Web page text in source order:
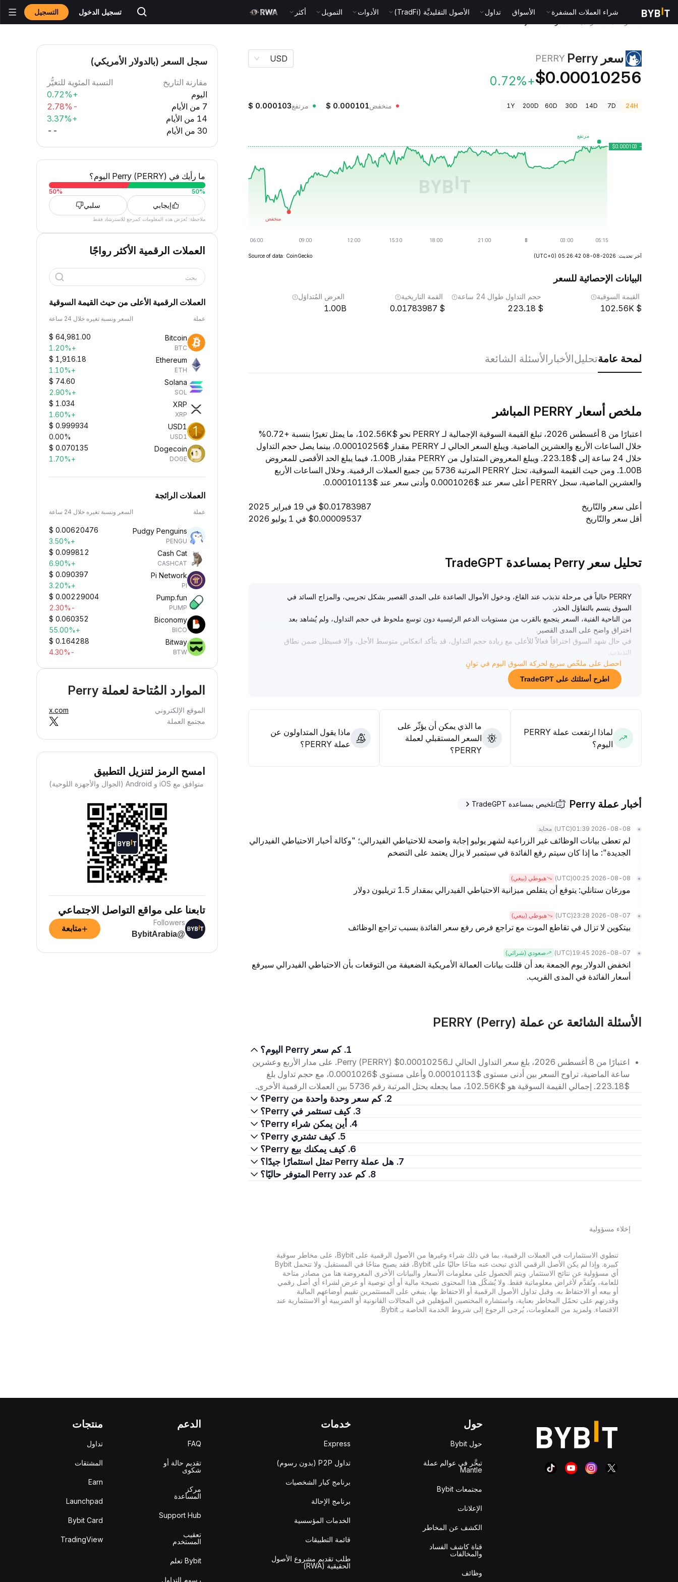
شراء العملات المشفرة الأسواق تداول الأصول التقليديَّة (TradFi) الأدوات التمويل أكثر تسجيل الدخول التسجيل
سعر Perry PERRY
$0.00010256
+0.72%
USD
24H
7D
14D
30D
60D
200D
1Y منخفض $ 0.000101 مرتفع $ 0.000103
آخر تحديث: 2026-08-08 05:26:42 (UTC+0)
Source of data: CoinGecko
البيانات الإحصائية للسعر
القيمة السوقية
102.56K
حجم التداول طوال 24 ساعة
223.18
القمة التاريخية
0.01783987
العرض المُتداوَل
1.00B
لمحة عامةتحليلالأخبار الأسئلة الشائعة
ملخص أسعار PERRY المباشر
اعتبارًا من 8 أغسطس 2026، تبلغ القيمة السوقية الإجمالية لـ PERRY نحو $102.56K، ما يمثل تغيرًا بنسبة +0.72%
خلال الساعات الأربع والعشرين الماضية. ويبلغ السعر الحالي لـ PERRY مقدار $0.00010256، بينما يصل حجم التداول
خلال 24 ساعة إلى $223.18. ويبلغ المعروض المتداول من PERRY مقدار 1.00B، فيما يبلغ الحد الأقصى للمعروض
1.00B. ومن حيث القيمة السوقية، تحتل PERRY المرتبة 5736 بين جميع العملات الرقمية. وخلال الساعات الأربع
والعشرين الماضية، سجل PERRY أعلى سعر عند $0.0001026 وأدنى سعر عند $0.00010113.
أعلى سعر والتّاريخ
$0.01783987 في 19 فبراير 2025
أقل سعر والتّاريخ
$0.00009537 في 1 يوليو 2026
تحليل سعر Perry بمساعدة TradeGPT
PERRY حالياً في مرحلة تذبذب عند القاع، ودخول الأموال الصاعدة على المدى القصير بشكل تجريبي، والمزاج السائد في
السوق يتسم بالتفاؤل الحذر .
من الناحية الفنية، السعر يتجمع بالقرب من مستويات الدعم الرئيسية دون توسع ملحوظ في حجم التداول، ولم يُشاهد بعد
اختراق واضح على المدى القصير .
في حال شهد السوق اختراقاً فعالاً للأعلى مع زيادة حجم التداول، قد يتأكد انعكاس متوسط الأجل، وإلا فسيظل ضمن نطاق
التذبذب
يُنصح بمراقبة تغير حجم التداول وأداء مستويات المقاومة الرئيسية، أما المستثمرون المغامرون فيمكنهم الشراء جزئياً ضمن
النطاق 0
32-0
احصل على ملخّص سريع لحركة السوق اليوم في ثوانٍ
اطرح أسئلتك على TradeGPT
لماذا ارتفعت عملة PERRY
اليوم؟
ما الذي يمكن أن يؤثّر على
السعر المستقبلي لعملة
PERRY؟
ماذا يقول المتداولون عن
عملة PERRY؟
أخبار عملة Perry تلخيص بمساعدة TradeGPT
2026-08-08 01:39
(UTC) محايد
لم تعطى بيانات الوظائف غير الزراعية لشهر يوليو إجابة واضحة للاحتياطي الفيدرالي؛ "وكالة أخبار الاحتياطي الفيدرالي
الجديدة": ما إذا كان سيتم رفع الفائدة في سبتمبر لا يزال يعتمد على التضخم
2026-08-08 00:25
(UTC) هبوطي (بيعي)
مورغان ستانلي: يتوقع أن يتقلص ميزانية الاحتياطي الفيدرالي بمقدار 1.5 تريليون دولار
2026-08-07 23:28
(UTC) هبوطي (بيعي)
بيتكوين لا تزال في تقاطع الموت مع تراجع فرص رفع سعر الفائدة بسبب تراجع الوظائف
2026-08-07 19:45
(UTC) صعودي (شرائي)
انخفض الدولار يوم الجمعة بعد أن قللت بيانات العمالة الأمريكية الضعيفة من التوقعات بأن الاحتياطي الفيدرالي سيرفع
أسعار الفائدة في المدى القريب.
الأسئلة الشائعة عن عملة PERRY (Perry)
1. كم سعر Perry اليوم؟
اعتبارًا من 8 أغسطس 2026، بلغ سعر التداول الحالي لـPerry (PERRY) $0.00010256. على مدار الأربع وعشرين
ساعة الماضية، تراوح السعر بين أدنى مستوى $0.00010113 وأعلى مستوى $0.0001026، مع حجم تداول بلغ
$223.18. إجمالي القيمة السوقية هو $102.56K، مما يجعله يحتل المرتبة رقم 5736 بين العملات الرقمية الأخرى.
2. كم سعر وحدة واحدة من Perry؟
3. كيف تستثمر في Perry؟
4. أين يمكن شراء Perry؟
5. كيف تشتري Perry؟
6. كيف يمكنك بيع Perry؟
7. هل عملة Perry تمثل استثمارًا جيدًا؟
8. كم عدد Perry المتوفر حاليًا؟
إخلاء مسؤولية
تنطوي الاستثمارات في العملات الرقمية، بما في ذلك شراء وغيرها من الأصول الرقمية على Bybit، على مخاطر سوقية
كبيرة. وإذا لم يكن الأصل الرقمي الذي تبحث عنه متاحًا حاليًا على Bybit، فقد يصبح متاحًا في المستقبل. ولا تتحمل Bybit
أي مسؤولية عن نتائج الاستثمار. ويتم الحصول على معلومات الأسعار والبيانات الأخرى المعروضة هنا من مصادر متاحة
للعامة، وتُقدَّم لأغراض معلوماتية فقط. ولا يُشكّل هذا المحتوى نصيحة مالية أو أي توصية أو عرض لشراء أي أصل رقمي
أو بيعه أو الاحتفاظ به. وقبل تداول الأصول الرقمية أو الاحتفاظ بها، ينبغي على المستثمرين تقييم أوضاعهم المالية
وقدرتهم على تحمّل المخاطر بعناية، واستشارة المختصين المؤهلين في المجالات القانونية أو الضريبية أو الاستثمارية عند
الاقتضاء. ولمزيد من المعلومات، يُرجى الرجوع إلى شروط الخدمة الخاصة بـ Bybit.
سجل السعر (بالدولار الأمريكي)
مقارنة التاريخ
النسبة المئوية للتغيُّر
اليوم
+0.72%
7 من الأيام
-2.78%
14 من الأيام
+3.37%
30 من الأيام
--
ما رأيك في Perry (PERRY) اليوم؟
50%
50%
إيجابي سلبي
ملاحظة: تُعرَض هذه المعلومات كمرجع للاسترشاد فقط.
العملات الرقمية الأكثر رواجًا
بحث
العملات الرقمية الأعلى من حيث القيمة السوقية
عملة السعر ونسبة تغيره خلال 24 ساعة
Bitcoin
BTC
$ 64,981.00
+1.20%
Ethereum
ETH
$ 1,916.18
+1.10%
Solana
SOL
$ 74.60
+2.90%
XRP
XRP
$ 1.034
+1.60%
USD1
USD1
$ 0.999934
0.00%
Dogecoin
DOGE
$ 0.070135
+1.70%
العملات الرائجة
عملة السعر ونسبة تغيره خلال 24 ساعة
Pudgy Penguins
PENGU
$ 0.00620476
+3.50%
Cash Cat
CASHCAT
$ 0.099812
+6.90%
Pi Network
PI
$ 0.090397
+3.20%
Pump.fun
PUMP
$ 0.00229004
-2.30%
Biconomy
BICO
$ 0.060352
+55.00%
Bitway
BTW
$ 0.164288
-4.30%
الموارد المُتاحة لعملة Perry
الموقع الإلكتروني
x.com
مجتمع العملة
امسح الرمز لتنزيل التطبيق
متوافق مع iOS و Android (الجوال والأجهزة اللوحية)
تابعنا على مواقع التواصل الاجتماعي
Followers
@BybitArabia
+متابعة
حول
حول Bybit
تبحَّر في عوالم عملة
Mantle
مجتمعات Bybit
الإعلانات
الكشف عن المخاطر
قناة كاشف الفساد
والمخالفات
وظائف
خدمات
Express
تداول P2P (بدون رسوم)
برنامج كبار الشخصيات
برنامج الإحالة
الخدمات المؤسسية
قائمة التطبيقات
طلب تقديم مشروع الأصول
الحقيقية (RWA)
الدعم
FAQ
تقديم حالة أو
شكوى
مركز
المساعدة
Support Hub
تعقيب
المستخدم
Bybit تعلم
رسوم التداول
منتجات
تداول
المشتقات
Earn
Launchpad
Bybit Card
TradingView